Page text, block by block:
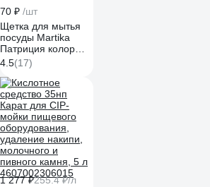
70 ₽ /шт
Щетка для мытья
посуды Martika
Патриция колор
С87КОЛ
4.5(17)
1 277 ₽255.4 ₽/л